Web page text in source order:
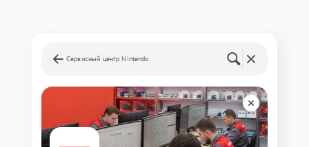
Сервисный центр Nintendo